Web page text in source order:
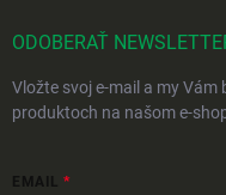
ODOBERAŤ
Vložte svoj e-mail a my
produktoch na našom e-
EMAIL